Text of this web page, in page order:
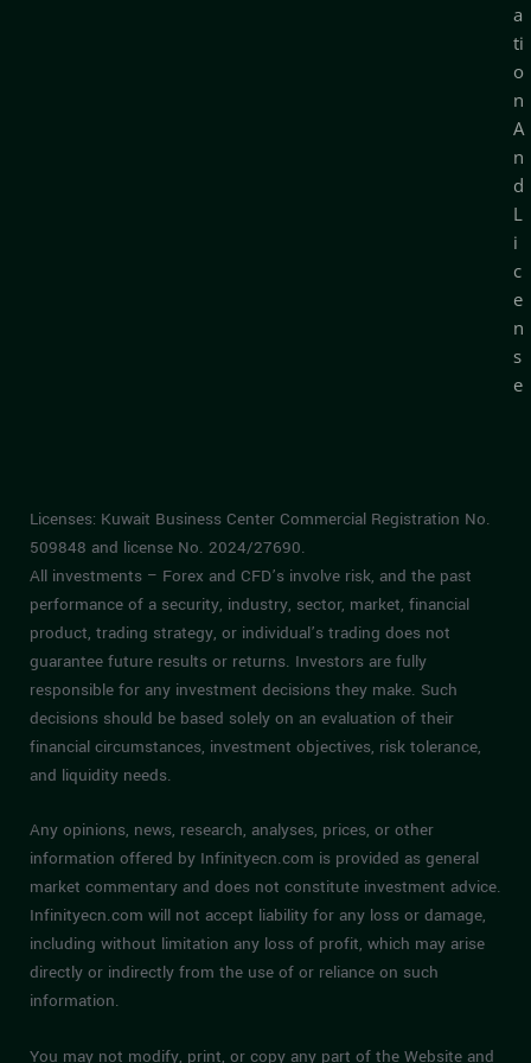
a
ti
o
n
A
n
d
L
i
c
e
n
s
e
Licenses: Kuwait Business Center Commercial Registration No.
509848 and license No. 2024/27690.
All investments – Forex and CFD’s involve risk, and the past
performance of a security, industry, sector, market, financial
product, trading strategy, or individual’s trading does not
guarantee future results or returns. Investors are fully
responsible for any investment decisions they make. Such
decisions should be based solely on an evaluation of their
financial circumstances, investment objectives, risk tolerance,
and liquidity needs.
Any opinions, news, research, analyses, prices, or other
information offered by Infinityecn.com is provided as general
market commentary and does not constitute investment advice.
Infinityecn.com will not accept liability for any loss or damage,
including without limitation any loss of profit, which may arise
directly or indirectly from the use of or reliance on such
information.
You may not modify, print, or copy any part of the Website and